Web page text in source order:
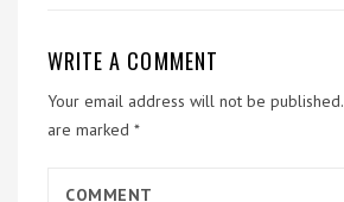
WRITE A COMMENT
Your email address will not be published.
are marked *